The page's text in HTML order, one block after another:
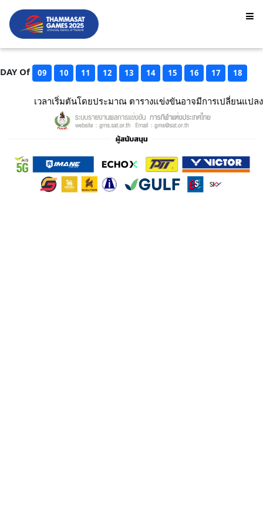
DAY Of 09 10 11 12 13 14 15 16 17 18
เวลาเริ่มตันโดยประมาณ ตารางแข่งขันอาจมีการเปลี่ยนแปลง